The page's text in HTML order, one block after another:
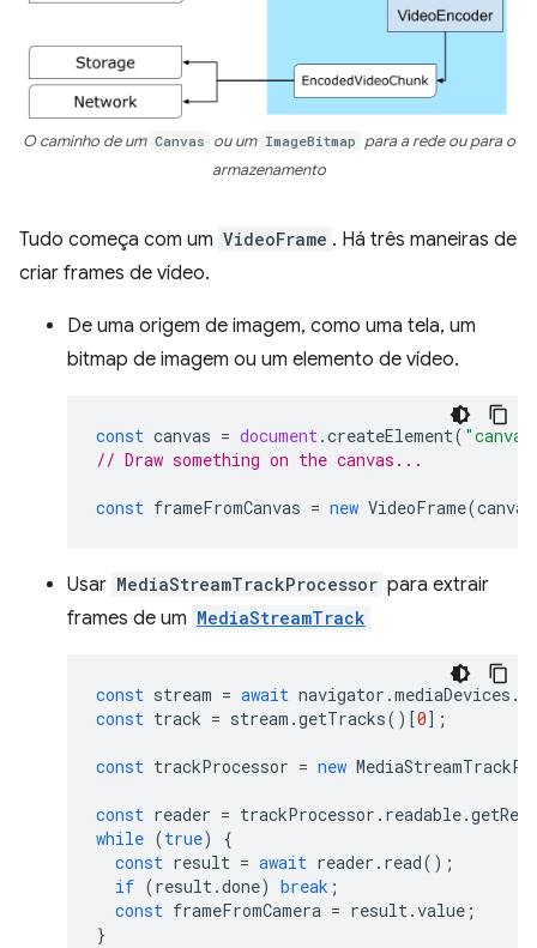
O caminho de um Canvas ou um ImageBitmap para a rede ou para o
armazenamento
Tudo começa com um VideoFrame . Há três maneiras de
criar frames de vídeo.
De uma origem de imagem, como uma tela, um
bitmap de imagem ou um elemento de vídeo.
const canvas = document .createElement(
// Draw something on the canvas...
const frameFromCanvas = new VideoFrame(canvas
Usar MediaStreamTrackProcessor para extrair
frames de um MediaStreamTrack
const stream = await navigator .mediaDevices .
const track = stream .getTracks()[0];
const trackProcessor = new
const reader = trackProcessor . readable.
while (true)
{
const result = await reader . read();
if (result .done) break ;
const frameFromCamera = result .value ;
}